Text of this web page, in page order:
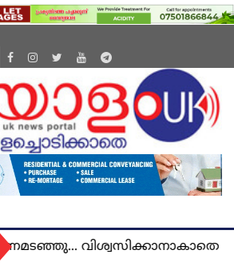
വിശ്വസിക്കാനാകാതെ യുകെ